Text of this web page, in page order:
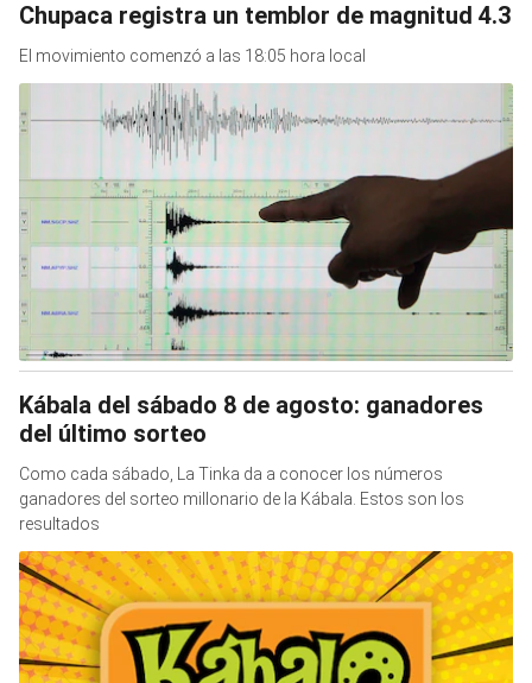
Chupaca registra un temblor de magnitud 4.3
El movimiento comenzó a las 18:05 hora local
Kábala del sábado 8 de agosto: ganadores
del último sorteo
Como cada sábado, La Tinka da a conocer los números
ganadores del sorteo millonario de la Kábala. Estos son los
resultados